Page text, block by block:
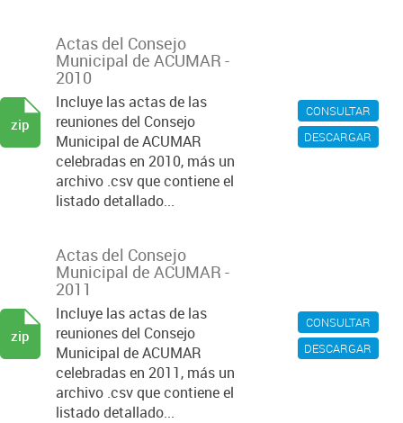
CONSULTAR
DESCARGAR
Actas del Consejo
Municipal de ACUMAR -
2010
Incluye las actas de las
reuniones del Consejo
Municipal de ACUMAR
celebradas en 2010, más un
archivo .csv que contiene el
listado detallado...
zip
CONSULTAR
DESCARGAR
Actas del Consejo
Municipal de ACUMAR -
2011
Incluye las actas de las
reuniones del Consejo
Municipal de ACUMAR
celebradas en 2011, más un
archivo .csv que contiene el
listado detallado...
zip